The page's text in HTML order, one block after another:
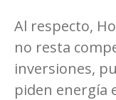
Al respecto,
no resta
inversiones,
piden energía